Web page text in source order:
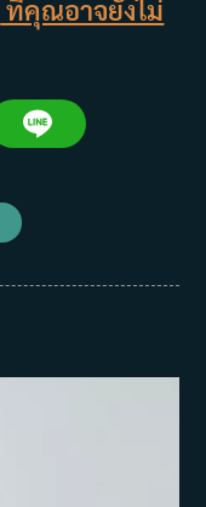
ที่คุณอาจยังไม่